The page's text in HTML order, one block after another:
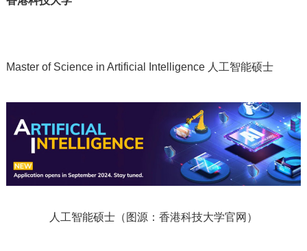
Master of Science in Artificial Intelligence 人工智能硕士
人工智能硕士（图源：香港科技大学官网）